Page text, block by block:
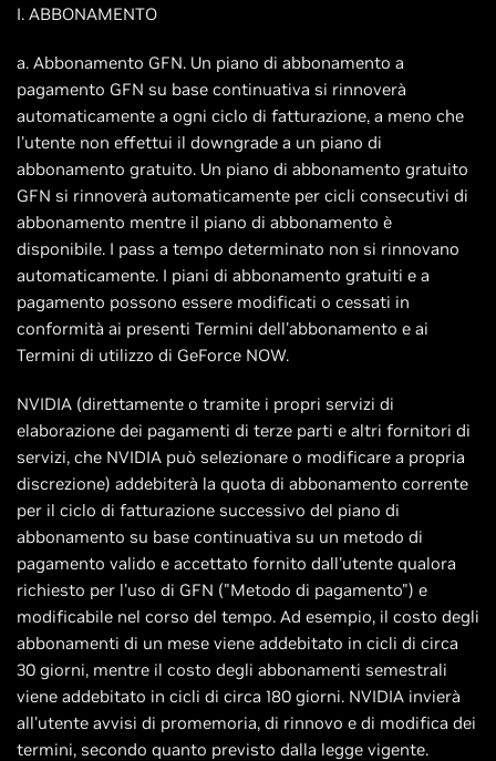
I. ABBONAMENTO
a. Abbonamento GFN. Un piano di abbonamento a
pagamento GFN su base continuativa si rinnoverà
automaticamente a ogni ciclo di fatturazione, a meno che
l'utente non effettui il downgrade a un piano di
abbonamento gratuito. Un piano di abbonamento gratuito
GFN si rinnoverà automaticamente per cicli consecutivi di
abbonamento mentre il piano di abbonamento è
disponibile. I pass a tempo determinato non si rinnovano
automaticamente. I piani di abbonamento gratuiti e a
pagamento possono essere modificati o cessati in
conformità ai presenti Termini dell'abbonamento e ai
Termini di utilizzo di GeForce NOW.
NVIDIA (direttamente o tramite i propri servizi di
elaborazione dei pagamenti di terze parti e altri fornitori di
servizi, che NVIDIA può selezionare o modificare a propria
discrezione) addebiterà la quota di abbonamento corrente
per il ciclo di fatturazione successivo del piano di
abbonamento su base continuativa su un metodo di
pagamento valido e accettato fornito dall'utente qualora
richiesto per l'uso di GFN ("Metodo di pagamento") e
modificabile nel corso del tempo. Ad esempio, il costo degli
abbonamenti di un mese viene addebitato in cicli di circa
30 giorni, mentre il costo degli abbonamenti semestrali
viene addebitato in cicli di circa 180 giorni. NVIDIA invierà
all'utente avvisi di promemoria, di rinnovo e di modifica dei
termini, secondo quanto previsto dalla legge vigente.